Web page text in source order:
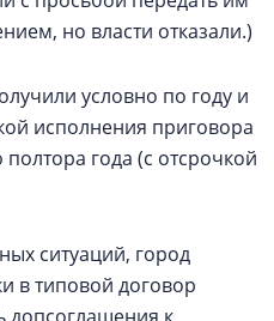
но власти отказали.)
условно по году и
исполнения приговора
года (с отсрочкой
ситуаций, город
в типовой договор